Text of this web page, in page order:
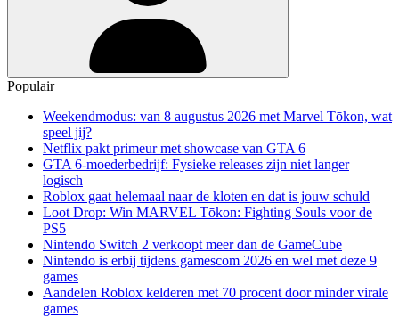
Populair
Weekendmodus: van 8 augustus 2026 met Marvel Tōkon, wat
speel jij?
Netflix pakt primeur met showcase van GTA 6
GTA 6-moederbedrijf: Fysieke releases zijn niet langer
logisch
Roblox gaat helemaal naar de kloten en dat is jouw schuld
Loot Drop: Win MARVEL Tōkon: Fighting Souls voor de
PS5
Nintendo Switch 2 verkoopt meer dan de GameCube
Nintendo is erbij tijdens gamescom 2026 en wel met deze 9
games
Aandelen Roblox kelderen met 70 procent door minder virale
games